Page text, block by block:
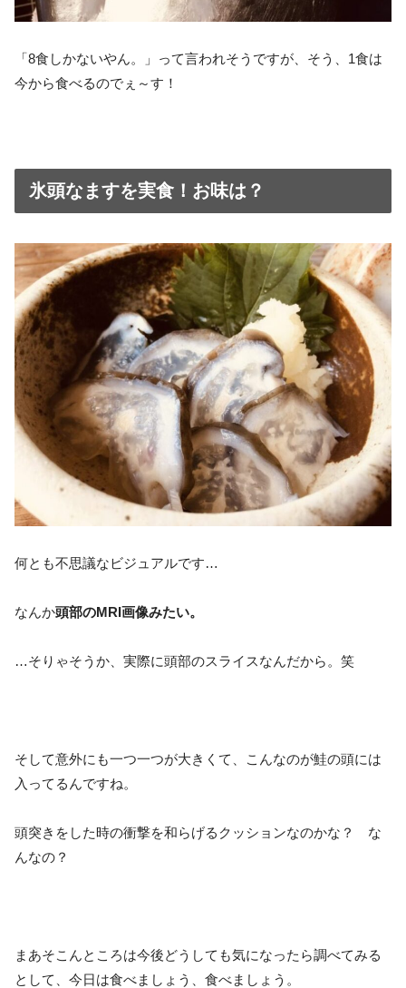
「8食しかないやん。」って言われそうですが、そう、1食は
今から食べるのでぇ～す！
氷頭なますを実食！お味は？
何とも不思議なビジュアルです…
なんか頭部のMRI画像みたい。
…そりゃそうか、実際に頭部のスライスなんだから。笑
そして意外にも一つ一つが大きくて、こんなのが鮭の頭には
入ってるんですね。
頭突きをした時の衝撃を和らげるクッションなのかな？ な
んなの？
まあそこんところは今後どうしても気になったら調べてみる
として、今日は食べましょう、食べましょう。